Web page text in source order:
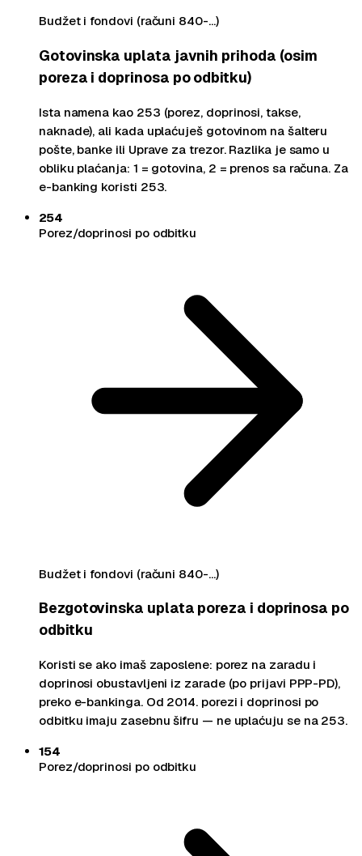
Budžet i fondovi (računi 840-…)
Gotovinska uplata javnih prihoda (osim
poreza i doprinosa po odbitku)
Ista namena kao 253 (porez, doprinosi, takse,
naknade), ali kada uplaćuješ gotovinom na šalteru
pošte, banke ili Uprave za trezor. Razlika je samo u
obliku plaćanja: 1 = gotovina, 2 = prenos sa računa. Za
e-banking koristi 253.
254
Porez/doprinosi po odbitku
Budžet i fondovi (računi 840-…)
Bezgotovinska uplata poreza i doprinosa po
odbitku
Koristi se ako imaš zaposlene: porez na zaradu i
doprinosi obustavljeni iz zarade (po prijavi PPP-PD),
preko e-bankinga. Od 2014. porezi i doprinosi po
odbitku imaju zasebnu šifru — ne uplaćuju se na 253.
154
Porez/doprinosi po odbitku